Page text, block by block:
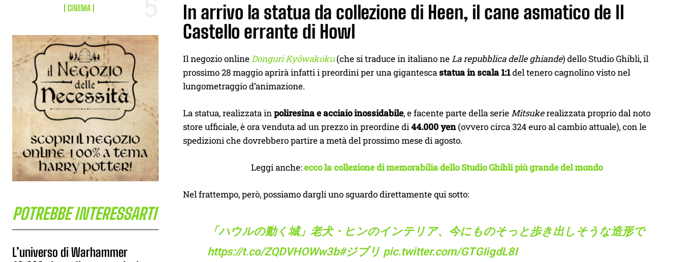
CINEMA
POTREBBE INTERESSARTI
L’universo di Warhammer
In arrivo la statua da collezione di Heen, il cane asmatico de Il
Castello errante di Howl
Il negozio online Donguri Kyōwakoku(che si traduce in italiano ne La repubblica delle ghiande) dello Studio Ghibli, il
prossimo 28 maggio aprirà infatti i preordini per una gigantesca statua in scala 1:1del tenero cagnolino visto nel
lungometraggio d’animazione.
La statua, realizzata in poliresina e acciaio inossidabile, e facente parte della serie Mitsukerealizzata proprio dal noto
store ufficiale, è ora venduta ad un prezzo in preordine di44.000 yen(ovvero circa 324 euro al cambio attuale), con le
spedizioni che dovrebbero partire a metà del prossimo mese di agosto.
Leggi anche:ecco la collezione di memorabilia dello Studio Ghibli più grande del mondo
Nel frattempo, però, possiamo dargli uno sguardo direttamente qui sotto:
「ハウルの動く城」老犬・ヒンのインテリア、今にものそっと歩き出しそうな造形で
https://t.co/ZQDVHOWw3b#ジブリ pic.twitter.com/GTGIigdL8I